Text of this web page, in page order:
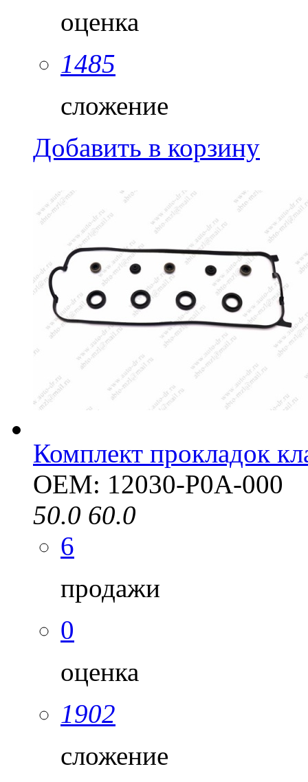
оценка
1485
сложение
Добавить в корзину
Комплект прокладок
OEM: 12030-P0A-000
50.0 60.0
6
продажи
0
оценка
1902
сложение